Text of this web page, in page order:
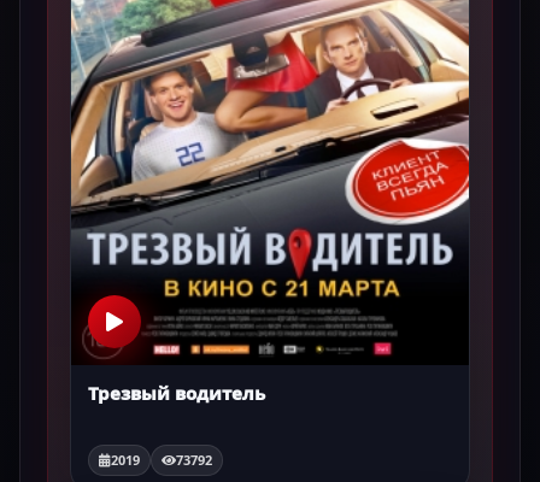
Трезвый водитель
2019 73792